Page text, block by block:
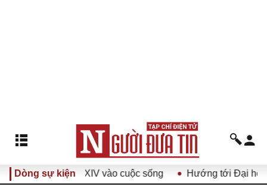
Dòng sự kiện
Đảng XIV vào cuộc sống Hướng tới Đại hội đại biểu